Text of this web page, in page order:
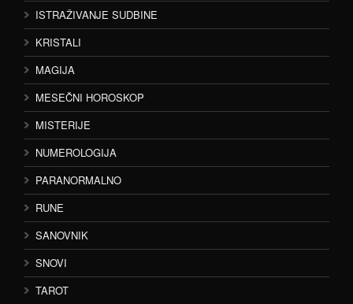
ISTRAŽIVANJE SUDBINE
KRISTALI
MAGIJA
MESEČNI HOROSKOP
MISTERIJE
NUMEROLOGIJA
PARANORMALNO
RUNE
SANOVNIK
SNOVI
TAROT